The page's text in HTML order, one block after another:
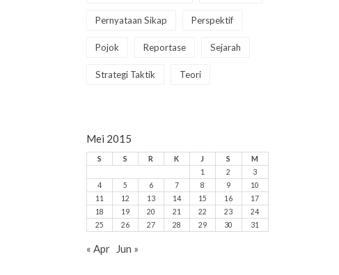
Pernyataan Sikap Perspektif
Pojok Reportase Sejarah
Strategi Taktik Teori
Mei 2015
S S R K J S
M
1
2
3
4
5 6 7 8 9
10
11
12 13 14 15 16
17
18
19 20 21 22 23
24
25
26 27 28 29 30 31
« Apr Jun »